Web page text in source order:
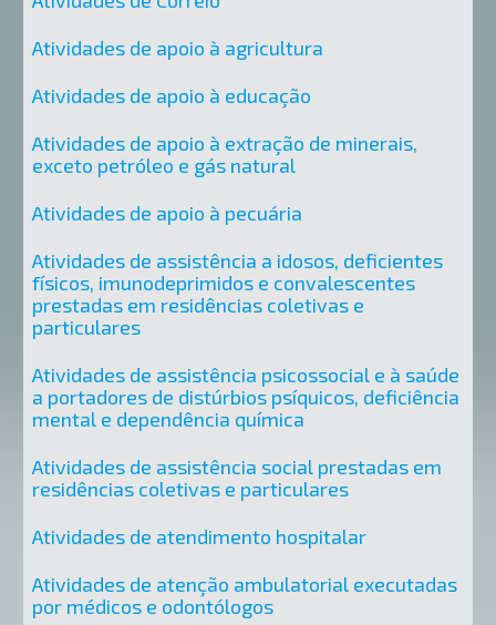
Atividades de apoio à agricultura
Atividades de apoio à educação
Atividades de apoio à extração de minerais,
exceto petróleo e gás natural
Atividades de apoio à pecuária
Atividades de assistência a idosos, deficientes
físicos, imunodeprimidos e convalescentes
prestadas em residências coletivas e
particulares
Atividades de assistência psicossocial e à saúde
a portadores de distúrbios psíquicos, deficiência
mental e dependência química
Atividades de assistência social prestadas em
residências coletivas e particulares
Atividades de atendimento hospitalar
Atividades de atenção ambulatorial executadas
por médicos e odontólogos